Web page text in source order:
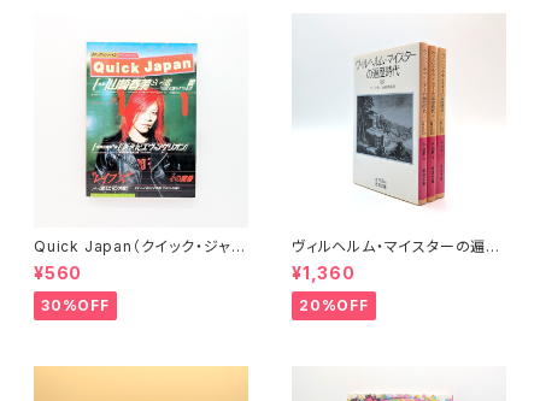
Quick Japan（クイック・ジャパ
ン）Vol.11
¥560
30%OFF
ヴィルヘルム・マイスターの遍歴
時代 (上)(中)(下)（岩波文庫）
¥1,360
20%OFF